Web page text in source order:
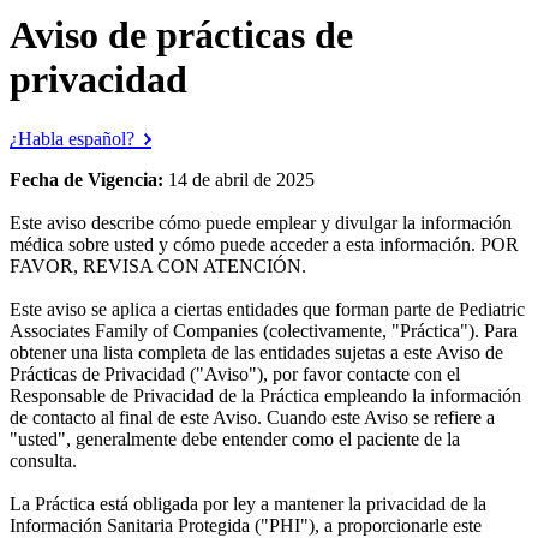
Aviso de prácticas de
privacidad
¿Habla español?
Fecha de Vigencia: 14 de abril de 2025
Este aviso describe cómo puede emplear y divulgar la información
médica sobre usted y cómo puede acceder a esta información. POR
FAVOR, REVISA CON ATENCIÓN.
Este aviso se aplica a ciertas entidades que forman parte de Pediatric
Associates Family of Companies (colectivamente, "Práctica"). Para
obtener una lista completa de las entidades sujetas a este Aviso de
Prácticas de Privacidad ("Aviso"), por favor contacte con el
Responsable de Privacidad de la Práctica empleando la información
de contacto al final de este Aviso. Cuando este Aviso se refiere a
"usted", generalmente debe entender como el paciente de la
consulta.
La Práctica está obligada por ley a mantener la privacidad de la
Información Sanitaria Protegida ("PHI"), a proporcionarle este